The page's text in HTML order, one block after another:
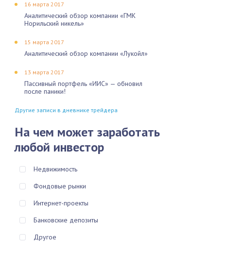
16 марта 2017
Аналитический обзор компании «ГМК
Норильский никель»
15 марта 2017
Аналитический обзор компании «Лукойл»
13 марта 2017
Пассивный портфель «ИИС» — обновил
после паники!
Другие записи в дневнике трейдера
На чем может заработать
любой инвестор
Недвижимость
Фондовые рынки
Интернет-проекты
Банковские депозиты
Другое